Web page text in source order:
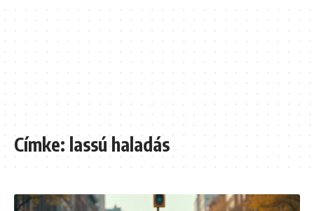
Címke:lassú haladás